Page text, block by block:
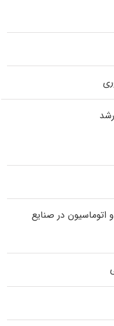
اتوماسیون در صنایع